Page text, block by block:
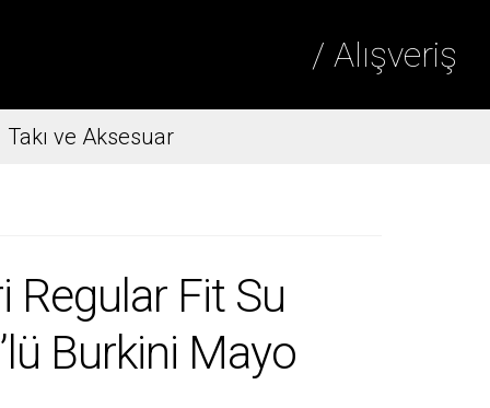
/ Alışveriş
Takı ve Aksesuar
Regular Fit Su
Burkini Mayo